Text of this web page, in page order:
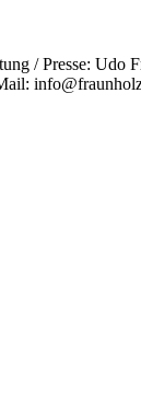
/ Presse: Udo